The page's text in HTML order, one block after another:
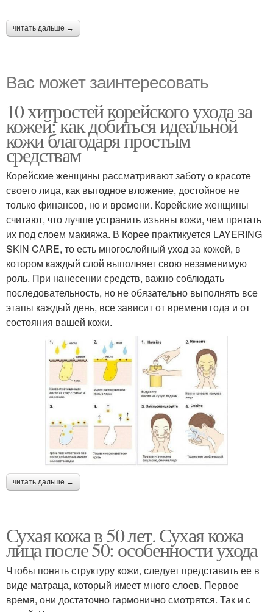
читать дальше →
Вас может заинтересовать
10 хитростей корейского ухода за
кожей: как добиться идеальной
кожи благодаря простым
средствам
Корейские женщины рассматривают заботу о красоте
своего лица, как выгодное вложение, достойное не
только финансов, но и времени. Корейские женщины
считают, что лучше устранить изъяны кожи, чем прятать
их под слоем макияжа. В Корее практикуется LAYERING
SKIN CARE, то есть многослойный уход за кожей, в
котором каждый слой выполняет свою незаменимую
роль. При нанесении средств, важно соблюдать
последовательность, но не обязательно выполнять все
этапы каждый день, все зависит от времени года и от
состояния вашей кожи.
читать дальше →
Сухая кожа в 50 лет. Сухая кожа
лица после 50: особенности ухода
Чтобы понять структуру кожи, следует представить ее в
виде матраца, который имеет много слоев. Первое
время, они достаточно гармонично смотрятся. Так и с